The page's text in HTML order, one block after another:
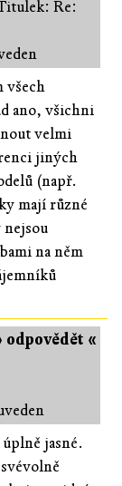
Re:
všech
ano, všichni
velmi
jiných
(např.
mají různé
na něm
odpovědět «
jasné.